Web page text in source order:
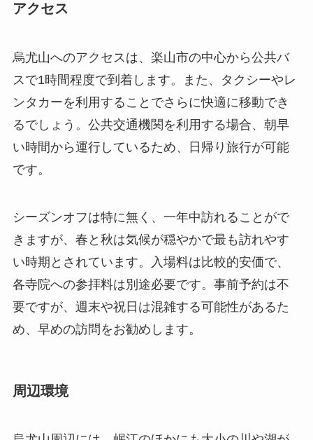
アクセス
烏尤山へのアクセスは、楽山市の中心から公共バ
スで1時間程度で到着します。また、タクシーやレ
ンタカーを利用することでさらに快適に移動でき
るでしょう。公共交通機関を利用する場合、朝早
い時間から運行しているため、日帰り旅行が可能
です。
シーズンオフは特に無く、一年中訪れることがで
きますが、春と秋は気候が穏やかで最も訪れやす
い時期とされています。入場料は比較的安価で、
各寺院への参拝料は別途必要です。事前予約は不
要ですが、週末や祝日は混雑する可能性があるた
め、早めの訪問をお勧めします。
周辺環境